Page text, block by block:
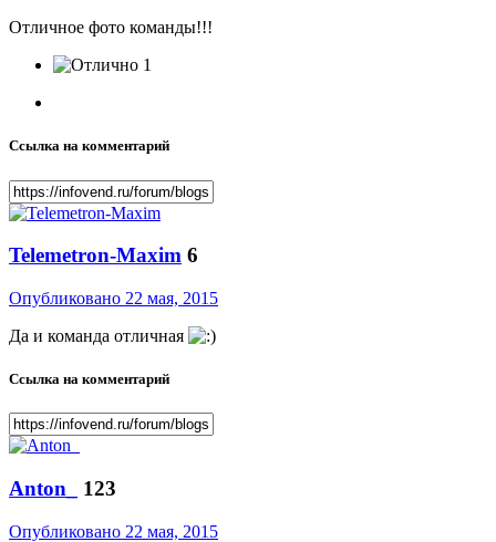
Отличное фото команды!!!
1
Ссылка на комментарий
Telemetron-Maxim 6
Опубликовано 22 мая, 2015
Да и команда отличная
Ссылка на комментарий
Anton_ 123
Опубликовано 22 мая, 2015